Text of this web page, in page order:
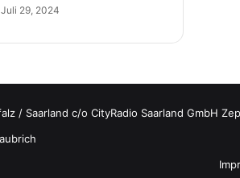
Juli 29, 2024
/ Saarland c/o CityRadio Saarland GmbH